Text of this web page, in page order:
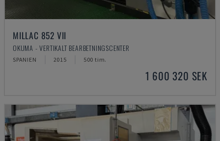
MILLAC 852 VII
OKUMA - VERTIKALT BEARBETNINGSCENTER
SPANIEN 2015 500 tim.
1 600 320 SEK